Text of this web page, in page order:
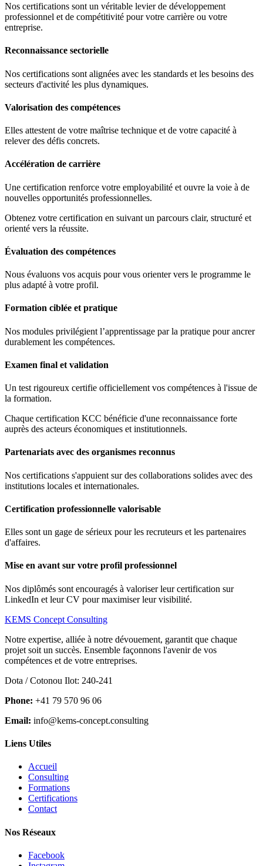
Nos certifications sont un véritable levier de développement
professionnel et de compétitivité pour votre carrière ou votre
entreprise.
Reconnaissance sectorielle
Nos certifications sont alignées avec les standards et les besoins des
secteurs d'activité les plus dynamiques.
Valorisation des compétences
Elles attestent de votre maîtrise technique et de votre capacité à
relever des défis concrets.
Accélération de carrière
Une certification renforce votre employabilité et ouvre la voie à de
nouvelles opportunités professionnelles.
Obtenez votre certification en suivant un parcours clair, structuré et
orienté vers la réussite.
Évaluation des compétences
Nous évaluons vos acquis pour vous orienter vers le programme le
plus adapté à votre profil.
Formation ciblée et pratique
Nos modules privilégient l’apprentissage par la pratique pour ancrer
durablement les compétences.
Examen final et validation
Un test rigoureux certifie officiellement vos compétences à l'issue de
la formation.
Chaque certification KCC bénéficie d'une reconnaissance forte
auprès des acteurs économiques et institutionnels.
Partenariats avec des organismes reconnus
Nos certifications s'appuient sur des collaborations solides avec des
institutions locales et internationales.
Certification professionnelle valorisable
Elles sont un gage de sérieux pour les recruteurs et les partenaires
d'affaires.
Mise en avant sur votre profil professionnel
Nos diplômés sont encouragés à valoriser leur certification sur
LinkedIn et leur CV pour maximiser leur visibilité.
KEMS Concept Consulting
Notre expertise, alliée à notre dévouement, garantit que chaque
projet soit un succès. Ensemble façonnons l'avenir de vos
compétences et de votre entreprises.
Dota / Cotonou Ilot: 240-241
Phone: +41 79 570 96 06
Email: info@kems-concept.consulting
Liens Utiles
Accueil
Consulting
Formations
Certifications
Contact
Nos Réseaux
Facebook